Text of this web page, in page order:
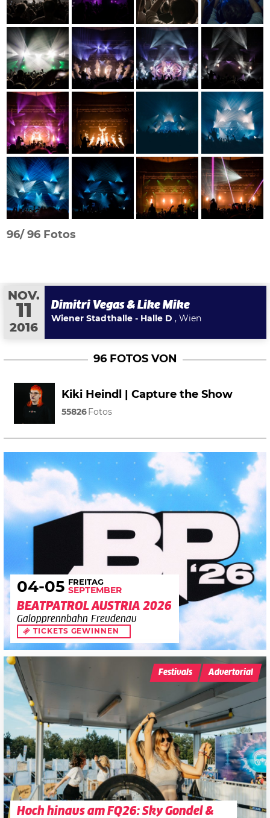
96/96 Fotos
NOV.
11
2016
Dimitri Vegas & Like Mike
Wiener Stadthalle - Halle D , Wien
96 FOTOS VON
Kiki Heindl | Capture the Show
55826 Fotos
04-05 FREITAG
SEPTEMBER
BEATPATROL AUSTRIA 2026
Galopprennbahn Freudenau
TICKETS GEWINNEN
Hoch hinaus am FQ26: Sky Gondel &
Festivals Advertorial